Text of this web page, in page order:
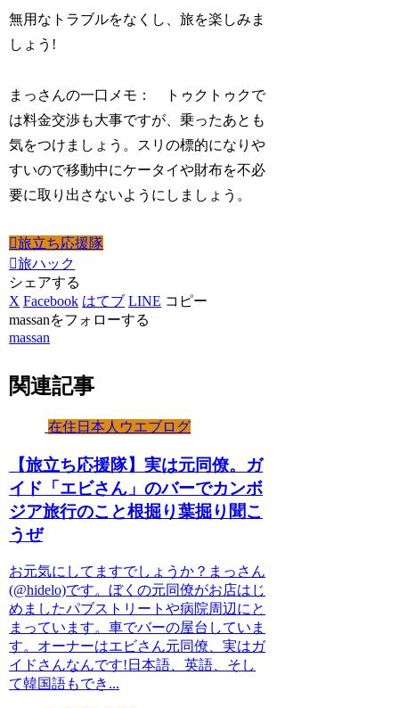
無用なトラブルをなくし、旅を楽しみま
しょう!
まっさんの一口メモ： トゥクトゥクで
は料金交渉も大事ですが、乗ったあとも
気をつけましょう。スリの標的になりや
すいので移動中にケータイや財布を不必
要に取り出さないようにしましょう。
旅立ち応援隊
旅ハック
シェアする
X Facebook はてブ LINE コピー
massanをフォローする
massan
関連記事
在住日本人ウエブログ
【旅立ち応援隊】実は元同僚。ガ
イド「エビさん」のバーでカンボ
ジア旅行のこと根掘り葉掘り聞こ
うぜ
お元気にしてますでしょうか？まっさん
(@hidelo)です。ぼくの元同僚がお店はじ
めましたパブストリートや病院周辺にと
まっています。車でバーの屋台していま
す。オーナーはエビさん元同僚、実はガ
イドさんなんです!日本語、英語、そし
て韓国語もでき...